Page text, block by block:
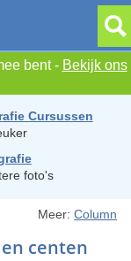
bent - Bekijk ons
Cursussen
foto's
Meer:Column
centen